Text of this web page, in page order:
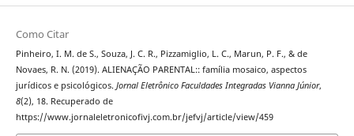
Como Citar
Pinheiro, I. M. de S., Souza, J. C. R., Pizzamiglio, L. C., Marun, P. F., & de
Novaes, R. N. (2019). ALIENAÇÃO PARENTAL:: família mosaico, aspectos
jurídicos e psicológicos. Jornal Eletrônico Faculdades Integradas Vianna Júnior,
8(2), 18. Recuperado de
https://www.jornaleletronicofivj.com.br/jefvj/article/view/459